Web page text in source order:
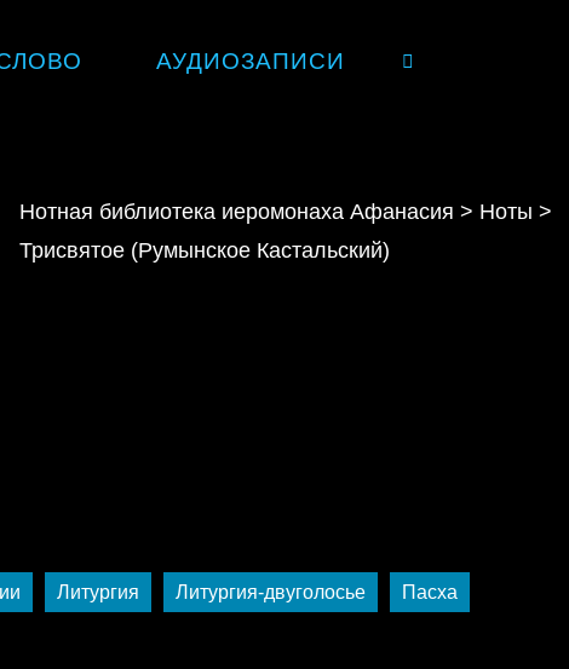
АУДИОЗАПИСИ
Нотная библиотека иеромонаха Афанасия > Ноты >
Трисвятое (Румынское Кастальский)
Литургия Литургия-двуголосье Пасха